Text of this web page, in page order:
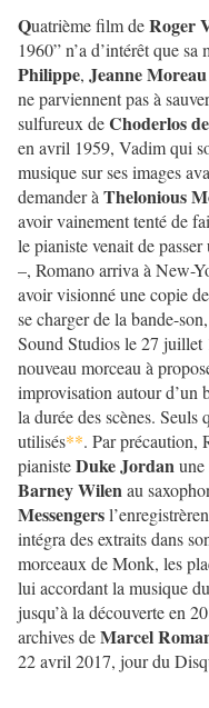
Quatrième film deRoger
1960” n’a d’intérêt que sa
Philippe, Jeanne Moreau
ne parviennent pas à
sulfureux deChoderlos
en avril 1959, Vadim qui
musique sur ses images
demander à Thelonious
avoir vainement tenté de
le pianiste venait de
–, Romano arriva à New-
avoir visionné une copie
se charger de la bande-
Sound Studios le 27 juillet
nouveau morceau à
improvisation autour d’un
la durée des scènes. Seuls
utilisés**. Par précaution,
pianisteDuke Jordan
Barney Wilen au
Messengers
intégra des extraits dans
morceaux de Monk, les
lui accordant la musique
jusqu’à la découverte en
archives deMarcel
22 avril 2017, jour du